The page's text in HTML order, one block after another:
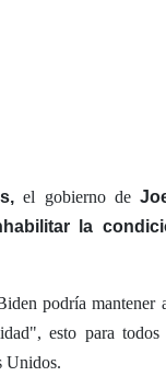
el gobierno de
la
podría mantener
esto para
Unidos.